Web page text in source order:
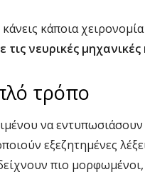
κάποια
νευρικές
τρόπο
να
εξεζητημένες
πιο